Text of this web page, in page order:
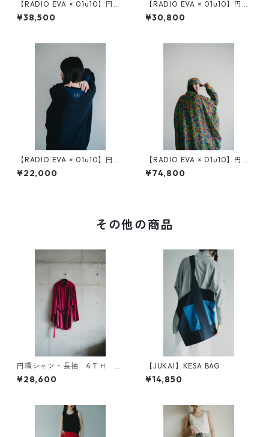
【RADIO EVA × 01u10】円環
rope jacquard double breas
ted shirt jacket
¥38,500
【RADIO EVA × 01u10】円環
rope jacquard many many g
ather pants
¥30,800
【RADIO EVA × 01u10】円環
cut & sewn long sleeve
¥22,000
【RADIO EVA × 01u10】円環
digital camouflage jacquar
d reversible coat
¥74,800
その他の商品
円環シャツ・長袖 4ＴＨ ａ
ｎｎｉｖｅｒｓａｒｙ
¥28,600
【JUKAI】KESA BAG
¥14,850